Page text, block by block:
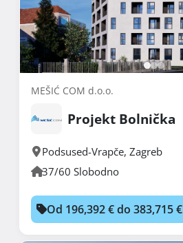
MEŠIĆ COM d.o.o.
Projekt Bolnička
Podsused-Vrapče, Zagreb
37/60 Slobodno
Od 196,392 € do 383,715 €